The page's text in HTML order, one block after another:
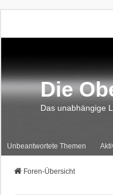
Die
Das unabhängige
Unbeantwortete Themen
Foren-Übersicht